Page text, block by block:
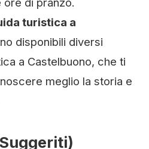
turistica a
disponibili diversi
a Castelbuono, che ti
meglio la storia e